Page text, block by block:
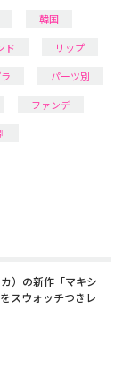
韓国
ド
リップ
パーツ別
ファンデ
）の新作「マキシ
スウォッチつきレ